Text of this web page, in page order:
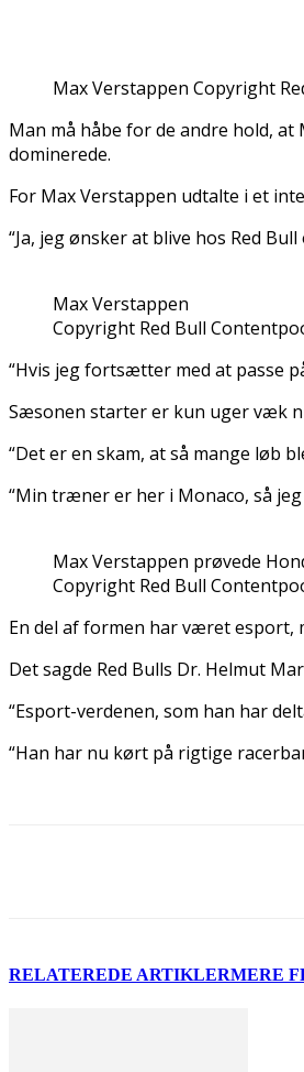
Max Verstappen Copyright
Man må håbe for de andre hold, at
dominerede.
For Max Verstappen udtalte i et
“Ja, jeg ønsker at blive hos Red
Max Verstappen
Copyright Red Bull
“Hvis jeg fortsætter med at passe
Sæsonen starter er kun uger væk
“Det er en skam, at så mange løb
“Min træner er her i Monaco, så
Max Verstappen prøvede
Copyright Red Bull
En del af formen har været esport,
Det sagde Red Bulls Dr. Helmut
“Esport-verdenen, som han har
“Han har nu kørt på rigtige
RELATEREDE ARTIKLERMERE